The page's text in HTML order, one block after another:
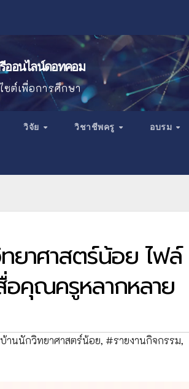
ออนไลน์ดอทคอม
ซต์เพื่อการศึกษา
วิจัย วิชาชีพครู อบรม
ยาศาสตร์น้อย ไฟล์
อคุณครูหลากหลาย
านนักวิทยาศาสตร์น้อย, #รายงานกิจกรรม,